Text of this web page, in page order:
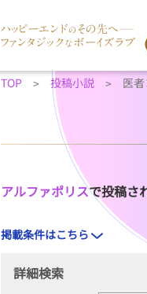
TOP 投稿小説 医
アルファポリスで投稿さ
掲載条件はこちら
詳細検索